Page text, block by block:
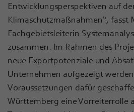
Entwicklungsperspektiven auf
Klimaschutzmaßnahmen“, fasst
Fachgebietsleiterin
zusammen. Im Rahmen des
neue Exportpotenziale und
Unternehmen aufgezeigt
Voraussetzungen dafür
Württemberg eine Vorreiterrolle